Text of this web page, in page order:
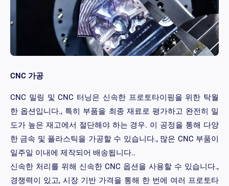
CNC 가공
CNC 밀링 및 CNC 터닝은 신속한 프로토타이핑을 위한 탁월
한 옵션입니다., 특히 부품을 최종 재료로 평가하고 완전히 밀
도가 높은 재고에서 절단해야 하는 경우. 이 공정을 통해 다양
한 금속 및 플라스틱을 가공할 수 있습니다., 많은 CNC 부품이
일주일 이내에 제작되어 배송됩니다..
신속한 처리를 위해 신속한 CNC 옵션을 사용할 수 있습니다.,
경쟁력이 있고, 시장 기반 가격을 통해 한 번에 여러 프로토타